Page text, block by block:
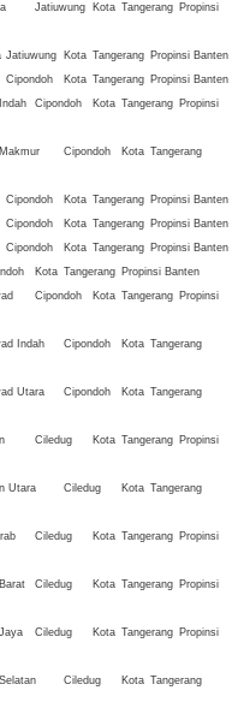
Jatiuwung Kota Tangerang Propinsi
Jatiuwung Kota Tangerang Propinsi Banten
Cipondoh Kota Tangerang Propinsi Banten
Cipondoh Kota Tangerang Propinsi
Cipondoh Kota Tangerang
Cipondoh Kota Tangerang Propinsi Banten
Cipondoh Kota Tangerang Propinsi Banten
Cipondoh Kota Tangerang Propinsi Banten
Kota Tangerang Propinsi Banten
Cipondoh Kota Tangerang Propinsi
Indah Cipondoh Kota Tangerang
Utara Cipondoh Kota Tangerang
Ciledug Kota Tangerang Propinsi
Utara Ciledug Kota Tangerang
Ciledug Kota Tangerang Propinsi
Ciledug Kota Tangerang Propinsi
Ciledug Kota Tangerang Propinsi
Ciledug Kota Tangerang